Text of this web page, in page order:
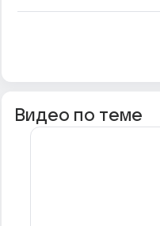
Видео по теме